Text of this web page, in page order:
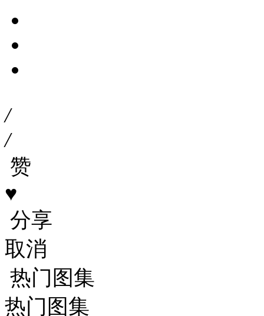
/
/
赞
♥
分享
取消
热门图集
热门图集